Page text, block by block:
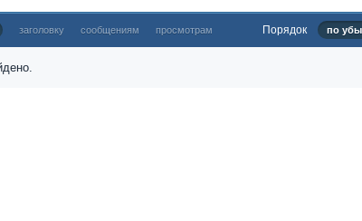
заголовку сообщениям просмотрам Порядок по